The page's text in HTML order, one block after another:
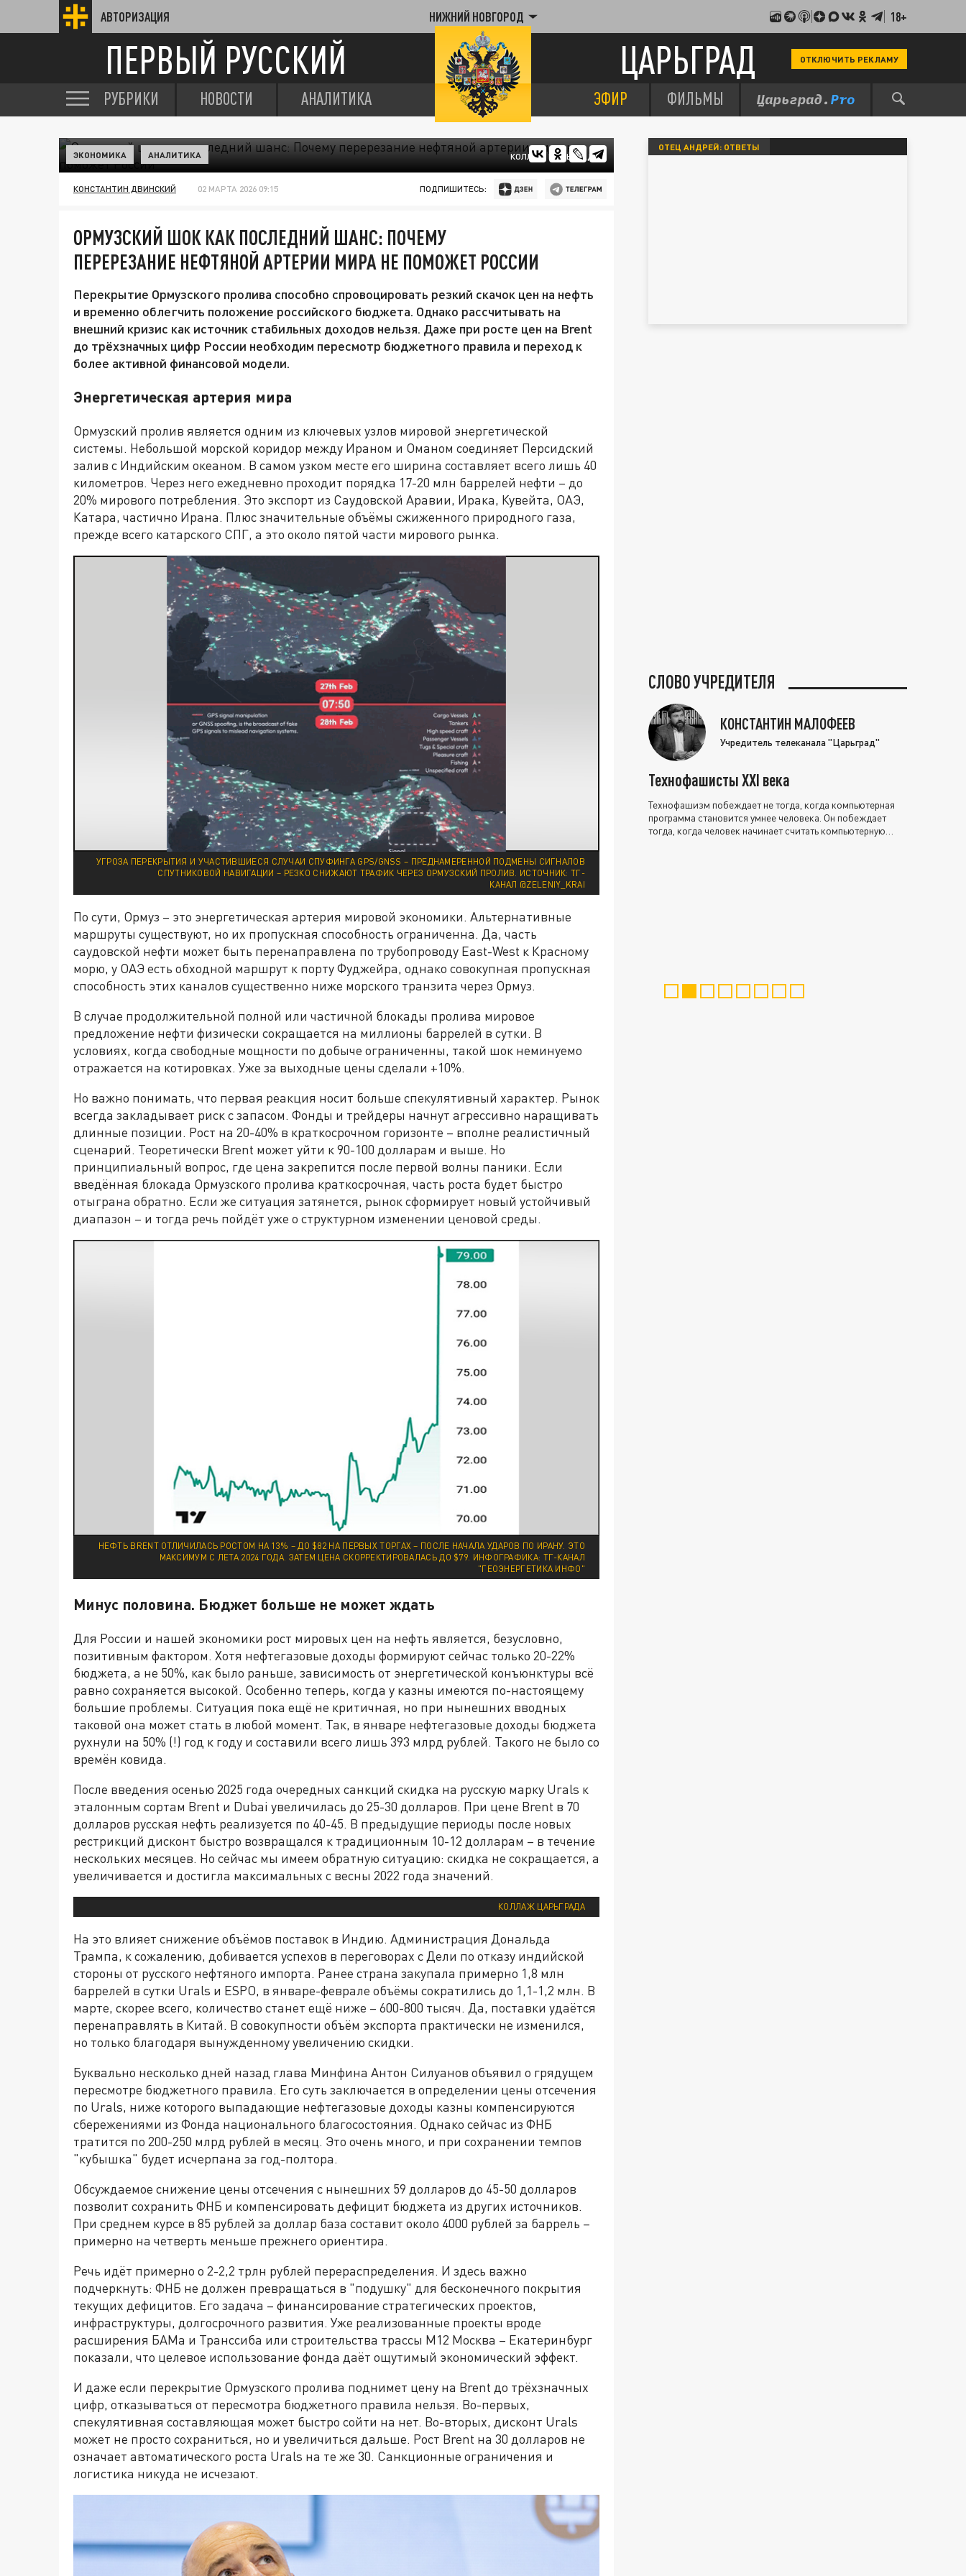
АВТОРИЗАЦИЯ НИЖНИЙ НОВГОРОД 18+
ПЕРВЫЙ РУССКИЙ ЦАРЬГРАД ОТКЛЮЧИТЬ РЕКЛАМУ
РУБРИКИ НОВОСТИ АНАЛИТИКА ЭФИР ФИЛЬМЫ
КОЛЛАЖ ЦАРЬГРАДА
ЭКОНОМИКА АНАЛИТИКА
КОНСТАНТИН ДВИНСКИЙ 02 МАРТА 2026 09:15 ПОДПИШИТЕСЬ:
ОРМУЗСКИЙ ШОК КАК ПОСЛЕДНИЙ ШАНС: ПОЧЕМУ
ПЕРЕРЕЗАНИЕ НЕФТЯНОЙ АРТЕРИИ МИРА НЕ ПОМОЖЕТ РОССИИ
Перекрытие Ормузского пролива способно спровоцировать резкий скачок цен на нефть
и временно облегчить положение российского бюджета. Однако рассчитывать на
внешний кризис как источник стабильных доходов нельзя. Даже при росте цен на Brent
до трёхзначных цифр России необходим пересмотр бюджетного правила и переход к
более активной финансовой модели.
Энергетическая артерия мира
Ормузский пролив является одним из ключевых узлов мировой энергетической
системы. Небольшой морской коридор между Ираном и Оманом соединяет Персидский
залив с Индийским океаном. В самом узком месте его ширина составляет всего лишь 40
километров. Через него ежедневно проходит порядка 17-20 млн баррелей нефти – до
20% мирового потребления. Это экспорт из Саудовской Аравии, Ирака, Кувейта, ОАЭ,
Катара, частично Ирана. Плюс значительные объёмы сжиженного природного газа,
прежде всего катарского СПГ, а это около пятой части мирового рынка.
УГРОЗА ПЕРЕКРЫТИЯ И УЧАСТИВШИЕСЯ СЛУЧАИ СПУФИНГА GPS/GNSS – ПРЕДНАМЕРЕННОЙ ПОДМЕНЫ СИГНАЛОВ
СПУТНИКОВОЙ НАВИГАЦИИ – РЕЗКО СНИЖАЮТ ТРАФИК ЧЕРЕЗ ОРМУЗСКИЙ ПРОЛИВ. ИСТОЧНИК: ТГ-
КАНАЛ @ZELENIY_KRAI
По сути, Ормуз – это энергетическая артерия мировой экономики. Альтернативные
маршруты существуют, но их пропускная способность ограниченна. Да, часть
саудовской нефти может быть перенаправлена по трубопроводу East-West к Красному
морю, у ОАЭ есть обходной маршрут к порту Фуджейра, однако совокупная пропускная
способность этих каналов существенно ниже морского транзита через Ормуз.
В случае продолжительной полной или частичной блокады пролива мировое
предложение нефти физически сокращается на миллионы баррелей в сутки. В
условиях, когда свободные мощности по добыче ограниченны, такой шок неминуемо
отражается на котировках. Уже за выходные цены сделали +10%.
Но важно понимать, что первая реакция носит больше спекулятивный характер. Рынок
всегда закладывает риск с запасом. Фонды и трейдеры начнут агрессивно наращивать
длинные позиции. Рост на 20-40% в краткосрочном горизонте – вполне реалистичный
сценарий. Теоретически Brent может уйти к 90-100 долларам и выше. Но
принципиальный вопрос, где цена закрепится после первой волны паники. Если
введённая блокада Ормузского пролива краткосрочная, часть роста будет быстро
отыграна обратно. Если же ситуация затянется, рынок сформирует новый устойчивый
диапазон – и тогда речь пойдёт уже о структурном изменении ценовой среды.
НЕФТЬ BRENT ОТЛИЧИЛАСЬ РОСТОМ НА 13% – ДО $82 НА ПЕРВЫХ ТОРГАХ – ПОСЛЕ НАЧАЛА УДАРОВ ПО ИРАНУ. ЭТО
МАКСИМУМ С ЛЕТА 2024 ГОДА. ЗАТЕМ ЦЕНА СКОРРЕКТИРОВАЛАСЬ ДО $79. ИНФОГРАФИКА: ТГ-КАНАЛ
"ГЕОЭНЕРГЕТИКА ИНФО"
Минус половина. Бюджет больше не может ждать
Для России и нашей экономики рост мировых цен на нефть является, безусловно,
позитивным фактором. Хотя нефтегазовые доходы формируют сейчас только 20-22%
бюджета, а не 50%, как было раньше, зависимость от энергетической конъюнктуры всё
равно сохраняется высокой. Особенно теперь, когда у казны имеются по-настоящему
большие проблемы. Ситуация пока ещё не критичная, но при нынешних вводных
таковой она может стать в любой момент. Так, в январе нефтегазовые доходы бюджета
рухнули на 50% (!) год к году и составили всего лишь 393 млрд рублей. Такого не было со
времён ковида.
После введения осенью 2025 года очередных санкций скидка на русскую марку Urals к
эталонным сортам Brent и Dubai увеличилась до 25-30 долларов. При цене Brent в 70
долларов русская нефть реализуется по 40-45. В предыдущие периоды после новых
рестрикций дисконт быстро возвращался к традиционным 10-12 долларам – в течение
нескольких месяцев. Но сейчас мы имеем обратную ситуацию: скидка не сокращается, а
увеличивается и достигла максимальных с весны 2022 года значений.
КОЛЛАЖ ЦАРЬГРАДА
На это влияет снижение объёмов поставок в Индию. Администрация Дональда
Трампа, к сожалению, добивается успехов в переговорах с Дели по отказу индийской
стороны от русского нефтяного импорта. Ранее страна закупала примерно 1,8 млн
баррелей в сутки Urals и ESPO, в январе-феврале объёмы сократились до 1,1-1,2 млн. В
марте, скорее всего, количество станет ещё ниже – 600-800 тысяч. Да, поставки удаётся
перенаправлять в Китай. В совокупности объём экспорта практически не изменился,
но только благодаря вынужденному увеличению скидки.
Буквально несколько дней назад глава Минфина Антон Силуанов объявил о грядущем
пересмотре бюджетного правила. Его суть заключается в определении цены отсечения
по Urals, ниже которого выпадающие нефтегазовые доходы казны компенсируются
сбережениями из Фонда национального благосостояния. Однако сейчас из ФНБ
тратится по 200-250 млрд рублей в месяц. Это очень много, и при сохранении темпов
"кубышка" будет исчерпана за год-полтора.
Обсуждаемое снижение цены отсечения с нынешних 59 долларов до 45-50 долларов
позволит сохранить ФНБ и компенсировать дефицит бюджета из других источников.
При среднем курсе в 85 рублей за доллар база составит около 4000 рублей за баррель –
примерно на четверть меньше прежнего ориентира.
Речь идёт примерно о 2-2,2 трлн рублей перераспределения. И здесь важно
подчеркнуть: ФНБ не должен превращаться в "подушку" для бесконечного покрытия
текущих дефицитов. Его задача – финансирование стратегических проектов,
инфраструктуры, долгосрочного развития. Уже реализованные проекты вроде
расширения БАМа и Транссиба или строительства трассы М12 Москва – Екатеринбург
показали, что целевое использование фонда даёт ощутимый экономический эффект.
И даже если перекрытие Ормузского пролива поднимет цену на Brent до трёхзначных
цифр, отказываться от пересмотра бюджетного правила нельзя. Во-первых,
спекулятивная составляющая может быстро сойти на нет. Во-вторых, дисконт Urals
может не просто сохраниться, но и увеличиться дальше. Рост Brent на 30 долларов не
означает автоматического роста Urals на те же 30. Санкционные ограничения и
логистика никуда не исчезают.
ОТЕЦ АНДРЕЙ: ОТВЕТЫ
СЛОВО УЧРЕДИТЕЛЯ
КОНСТАНТИН МАЛОФЕЕВ
Учредитель телеканала "Царьград"
Технофашисты XXI века
Технофашизм побеждает не тогда, когда компьютерная
программа становится умнее человека. Он побеждает
тогда, когда человек начинает считать компьютерную